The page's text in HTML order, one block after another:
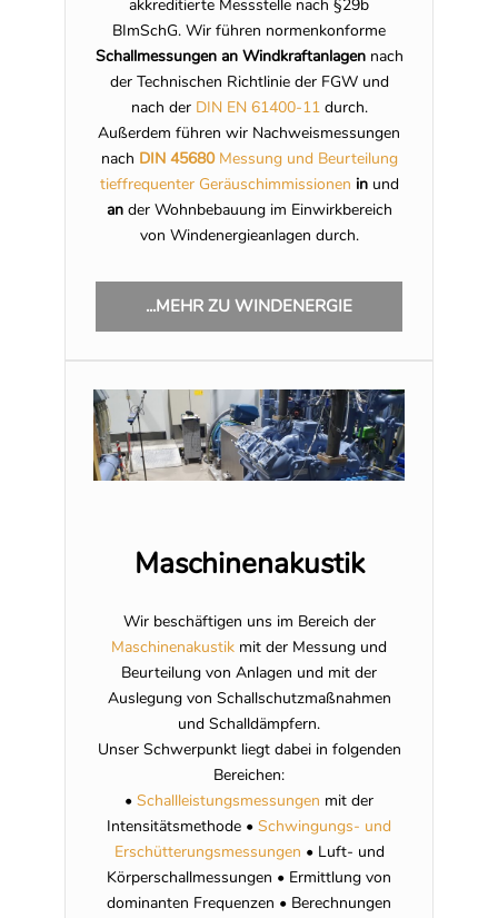
akkreditierte Messstelle nach §29b
BImSchG. Wir führen normenkonforme
Schallmessungen an Windkraftanlagennach
der Technischen Richtlinie der FGW und
nach der DIN EN 61400-11durch.
Außerdem führen wir Nachweismessungen
nach DIN 45680 Messung und Beurteilung
tieffrequenter Geräuschimmissionen inund
ander Wohnbebauung im Einwirkbereich
von Windenergieanlagen durch.
...MEHR ZU WINDENERGIE
Maschinenakustik
Wir beschäftigen uns im Bereich der
Maschinenakustik mit der Messung und
Beurteilung von Anlagen und mit der
Auslegung von Schallschutzmaßnahmen
und Schalldämpfern.
Unser Schwerpunkt liegt dabei in folgenden
Bereichen:
• Schallleistungsmessungen mit der
Intensitätsmethode • Schwingungs- und
Erschütterungsmessungen • Luft- und
Körperschallmessungen • Ermittlung von
dominanten Frequenzen • Berechnungen